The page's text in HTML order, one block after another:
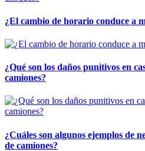
¿El cambio de horario conduce a
¿Qué son los daños punitivos en
camiones?
¿Cuáles son algunos ejemplos de
de camiones?